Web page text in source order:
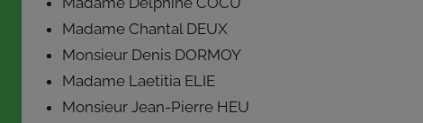
du
bureau
associatif.
Madame Chantal DEUX
Monsieur Denis DORMOY
Madame Laetitia ELIE
Monsieur Jean-Pierre HEU